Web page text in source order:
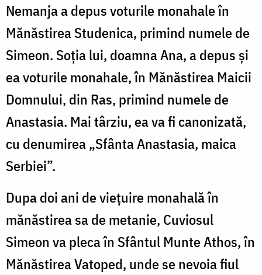
Nemanja a depus voturile monahale în
Mănăstirea Studenica, primind numele de
Simeon. Soția lui, doamna Ana, a depus și
ea voturile monahale, în Mănăstirea Maicii
Domnului, din Ras, primind numele de
Anastasia. Mai târziu, ea va fi canonizată,
cu denumirea „Sfânta Anastasia, maica
Serbiei”.
Dupa doi ani de viețuire monahală în
mănăstirea sa de metanie, Cuviosul
Simeon va pleca în Sfântul Munte Athos, în
Mănăstirea Vatoped, unde se nevoia fiul